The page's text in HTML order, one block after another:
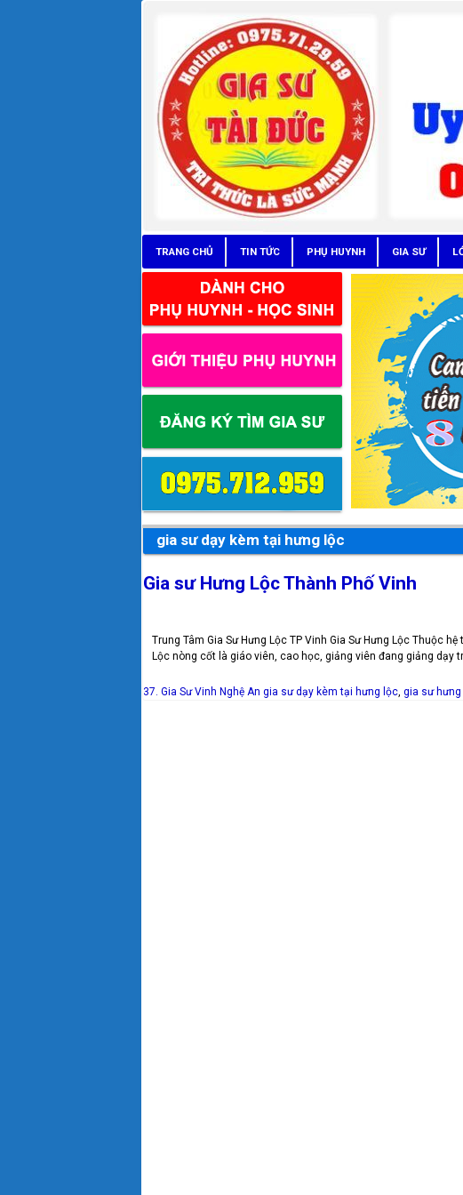
TRANG CHỦ TIN TỨC PHỤ HUYNH GIA SƯ
gia sư dạy kèm tại hưng lộc
Gia sư Hưng Lộc Thành Phố Vinh
Trung Tâm Gia Sư Hưng Lộc TP Vinh Gia Sư Hưng Lộc Thuộc
Lộc nòng cốt là giáo viên, cao học, giảng viên đang giảng dạy
37. Gia Sư Vinh Nghệ An gia sư dạy kèm tại hưng lộc, gia sư